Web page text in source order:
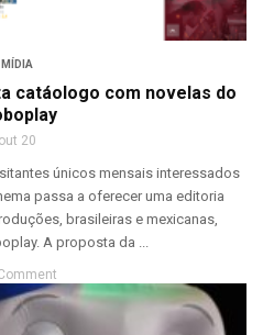
MÍDIA
catáologo com novelas do
out 20
únicos mensais interessados
passa a oferecer uma editoria
brasileiras e mexicanas,
A proposta da ...